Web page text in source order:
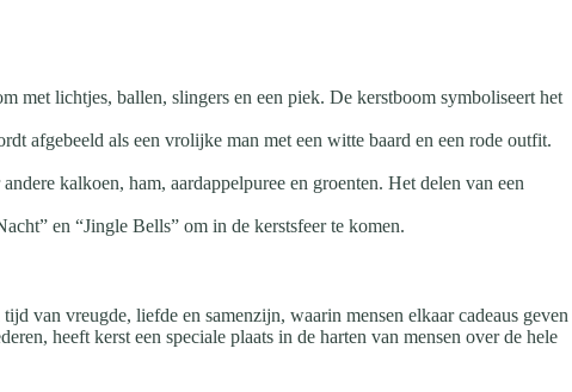
met lichtjes, ballen, slingers en een piek. De kerstboom symboliseert het
afgebeeld als een vrolijke man met een witte baard en een rode outfit.
kalkoen, ham, aardappelpuree en groenten. Het delen van een
en “Jingle Bells” om in de kerstsfeer te komen.
van vreugde, liefde en samenzijn, waarin mensen elkaar cadeaus geven
heeft kerst een speciale plaats in de harten van mensen over de hele